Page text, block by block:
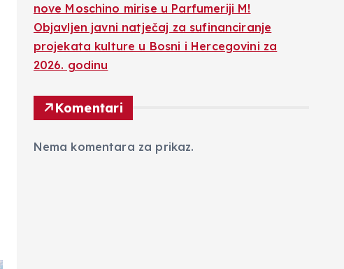
nove Moschino mirise u Parfumeriji M!
Objavljen javni natječaj za sufinanciranje
projekata kulture u Bosni i Hercegovini za
2026. godinu
Komentari
Nema komentara za prikaz.